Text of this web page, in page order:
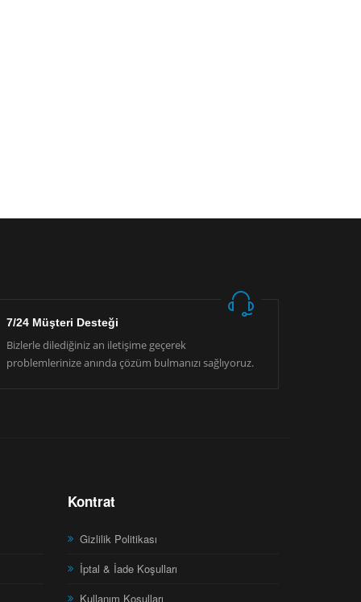
7/24 Müşteri Desteği
Bizlerle dilediğiniz an iletişime geçerek
problemlerinize anında çözüm bulmanızı sağlıyoruz.
Kontrat
Gizlilik Politikası
İptal & İade Koşulları
Kullanım Koşulları